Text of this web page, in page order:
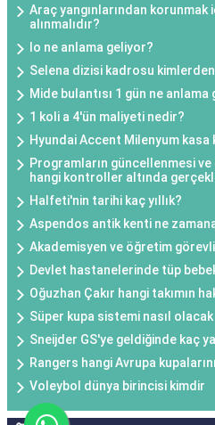
Araç yangınlarından korunmak
alınmalıdır?
Io ne anlama geliyor?
Selena dizisi kadrosu
Mide bulantısı 1 gün ne anlama
1 koli a 4'ün maliyeti nedir?
Hyundai Accent Milenyum kasa
Programların güncellenmesi
hangi kontroller altında
Halfeti'nin tarihi kaç yıllık?
Aspendos antik kenti ne
Akademisyen ve öğretim
Devlet hastanelerinde tüp
Oğuzhan Çakır hangi takımın
Süper kupa sistemi nasıl olacak
Sneijder GS'ye geldiğinde kaç
Rangers hangi Avrupa
Voleybol dünya birincisi kimdir